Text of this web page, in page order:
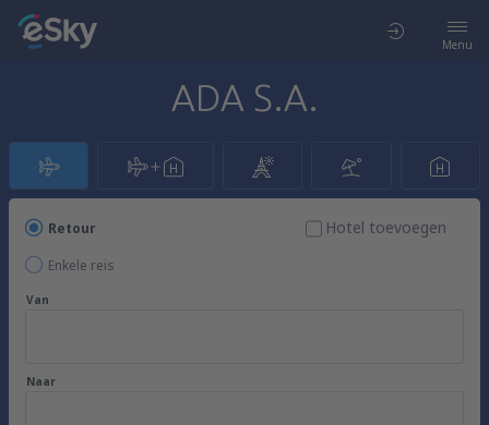
Menu
ADA S.A.
Retour
Enkele reis
Hotel toevoegen
Van
Naar